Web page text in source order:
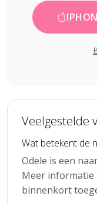
Veelgestelde
Wat betekent de
Odele is een
Meer informatie
binnenkort